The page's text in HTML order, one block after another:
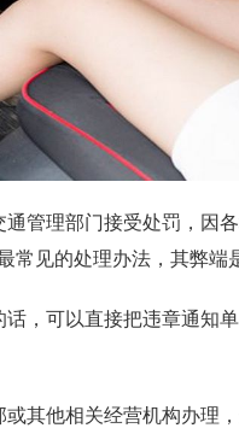
通管理部门接受处罚，因
见的处理办法，其弊端
，可以直接把违章通知
其他相关经营机构办理